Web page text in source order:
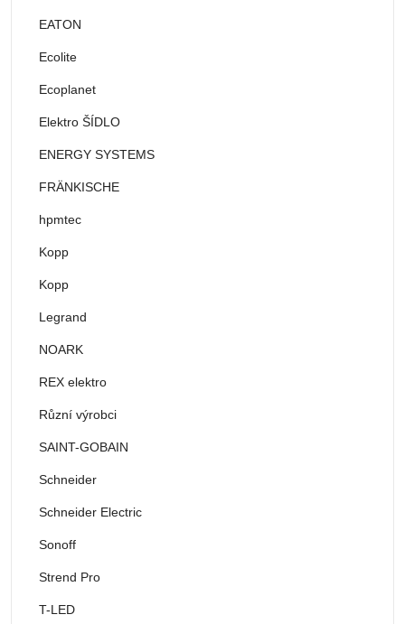
EATON
Ecolite
Ecoplanet
Elektro ŠÍDLO
ENERGY SYSTEMS
FRÄNKISCHE
hpmtec
Kopp
Kopp
Legrand
NOARK
REX elektro
Různí výrobci
SAINT-GOBAIN
Schneider
Schneider Electric
Sonoff
Strend Pro
T-LED